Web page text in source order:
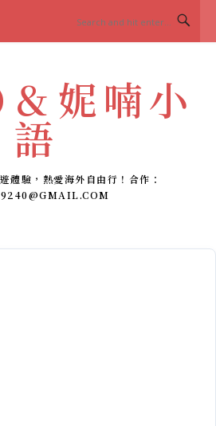
妮喃小
語
體驗，熱愛海外自由行！合作：